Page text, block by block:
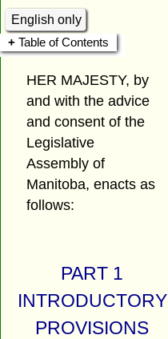
English only
Table of Contents
HER MAJESTY, by
and with the advice
and consent of the
Legislative
Assembly of
Manitoba, enacts as
follows:
PART 1
INTRODUCTORY
PROVISIONS